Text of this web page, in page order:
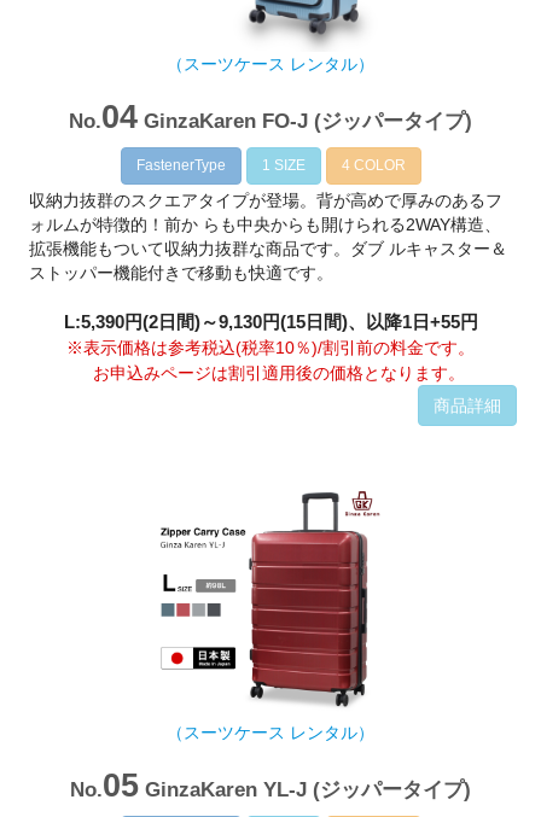
（スーツケース レンタル）
No.04 GinzaKaren FO-J (ジッパータイプ)
FastenerType 1 SIZE 4 COLOR
収納力抜群のスクエアタイプが登場。背が高めで厚みのあるフ
ォルムが特徴的！前か らも中央からも開けられる2WAY構造、
拡張機能もついて収納力抜群な商品です。ダブ ルキャスター＆
ストッパー機能付きで移動も快適です。
L:5,390円(2日間)～9,130円(15日間)、以降1日+55円
※表示価格は参考税込(税率10％)/割引前の料金です。
お申込みページは割引適用後の価格となります。
商品詳細
（スーツケース レンタル）
No.05 GinzaKaren YL-J (ジッパータイプ)